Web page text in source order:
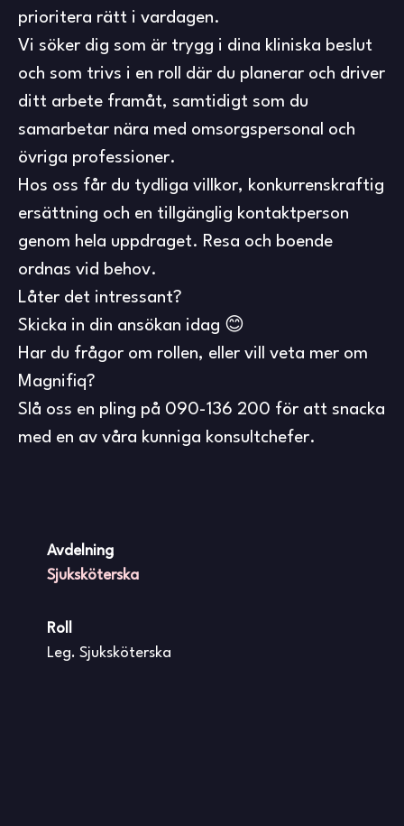
prioritera rätt i vardagen.
Vi söker dig som är trygg i dina kliniska beslut
och som trivs i en roll där du planerar och driver
ditt arbete framåt, samtidigt som du
samarbetar nära med omsorgspersonal och
övriga professioner.
Hos oss får du tydliga villkor, konkurrenskraftig
ersättning och en tillgänglig kontaktperson
genom hela uppdraget. Resa och boende
ordnas vid behov.
Låter det intressant?
Skicka in din ansökan idag 😊
Har du frågor om rollen, eller vill veta mer om
Magnifiq?
Slå oss en pling på 090-136 200 för att snacka
med en av våra kunniga konsultchefer.
Avdelning
Sjuksköterska
Roll
Leg. Sjuksköterska